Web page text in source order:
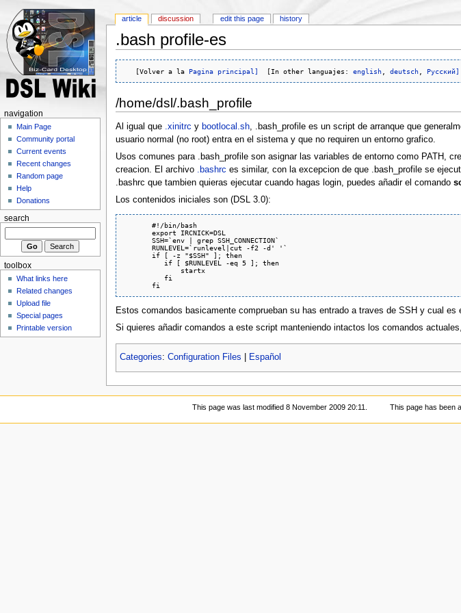
.bash profile-es
   [Volver a la
Pagina principal]
  [In other languajes:
english, deutsch, Русский]
/home/dsl/.bash_profile
Al igual que .xinitrc y bootlocal.sh, .bash_profile es un script de arranque que
usuario normal (no root) entra en el sistema y que no requiren un entorno grafico.
Usos comunes para .bash_profile son asignar las variables de entorno como PATH,
creacion. El archivo .bashrc es similar, con la excepcion de que .bash_profile se
.bashrc que tambien quieras ejecutar cuando hagas login, puedes añadir el comando
Los contenidos iniciales son (DSL 3.0):
       #!/bin/bash
       export IRCNICK=DSL
       SSH=`env | grep SSH_CONNECTION`
       RUNLEVEL=`runlevel|cut -f2 -d' '`
       if [ -z "$SSH" ]; then
          if [ $RUNLEVEL -eq 5 ]; then
              startx
          fi
Estos comandos basicamente comprueban su has entrado a traves de SSH y cual
Si quieres añadir comandos a este script manteniendo intactos los comandos
Categories: Configuration Files Español
article discussion edit this page history
navigation
Main Page
Community portal
Current events
Recent changes
Random page
Help
Donations
search
toolbox
What links here
Related changes
Upload file
Special pages
Printable version
This page was last modified 8 November 2009 20:11. This page has been